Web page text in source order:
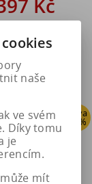
Kč
Sleva
20 %
naše
ve svém
Díky tomu
je
mít